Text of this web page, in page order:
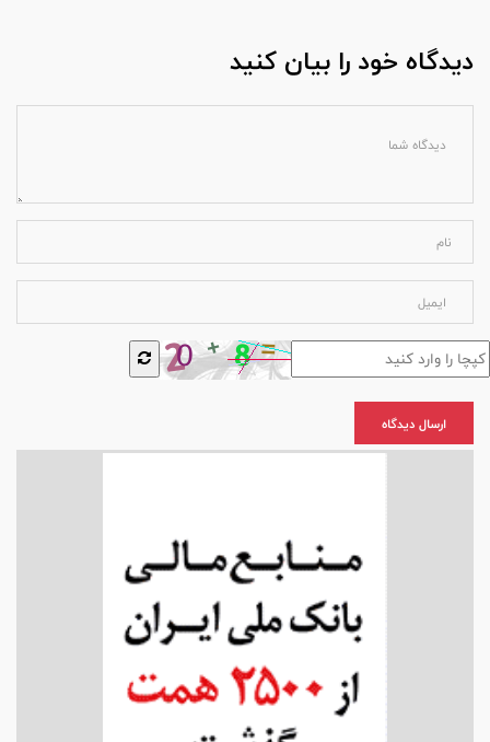
دیدگاه خود را بیان کنید
ارسال دیدگاه